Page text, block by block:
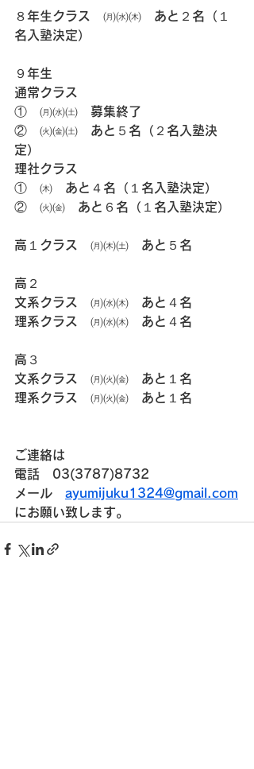
８年生クラス　㈪㈬㈭　あと２名（１
名入塾決定）
９年生
通常クラス
①　㈪㈬㈯　募集終了
②　㈫㈮㈯　あと５名（２名入塾決
定）
理社クラス
①　㈭　あと４名（１名入塾決定）
②　㈫㈮　あと６名（１名入塾決定）
高１クラス　㈪㈭㈯　あと５名
高２
文系クラス　㈪㈬㈭　あと４名
理系クラス　㈪㈬㈭　あと４名
高３
文系クラス　㈪㈫㈮　あと１名
理系クラス　㈪㈫㈮　あと１名
ご連絡は
電話　03(3787)8732
メール ayumijuku1324@gmail.com
にお願い致します。